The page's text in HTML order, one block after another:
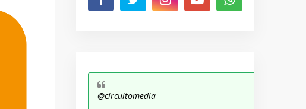
@circuitomedia